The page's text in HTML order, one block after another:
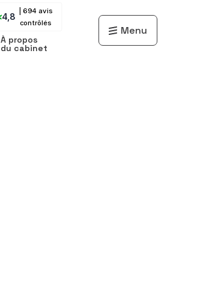
4,8
| 694 avis
contrôlés
À propos
du cabinet
Menu